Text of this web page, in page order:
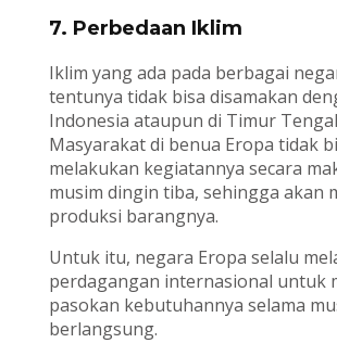
7. Perbedaan Iklim
Iklim yang ada pada berbagai
tentunya tidak bisa disamakan
Indonesia ataupun di Timur
Masyarakat di benua Eropa tidak
melakukan kegiatannya secara
musim dingin tiba, sehingga akan
produksi barangnya.
Untuk itu, negara Eropa selalu
perdagangan internasional untuk
pasokan kebutuhannya selama
berlangsung.